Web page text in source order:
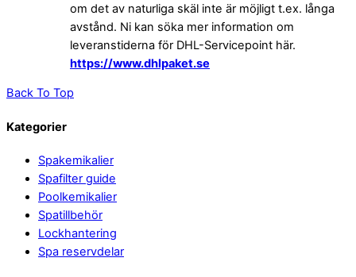
om det av naturliga skäl inte är möjligt t.ex. långa
avstånd. Ni kan söka mer information om
leveranstiderna för DHL-Servicepoint här.
https://www.dhlpaket.se
Back To Top
Kategorier
Spakemikalier
Spafilter guide
Poolkemikalier
Spatillbehör
Lockhantering
Spa reservdelar